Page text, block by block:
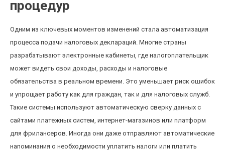
процедур
Одним из ключевых моментов изменений стала автоматизация
процесса подачи налоговых деклараций. Многие страны
разрабатывают электронные кабинеты, где налогоплательщик
может видеть свои доходы, расходы и налоговые
обязательства в реальном времени. Это уменьшает риск ошибок
и упрощает работу как для граждан, так и для налоговых служб.
Такие системы используют автоматическую сверку данных с
сайтами платежных систем, интернет-магазинов или платформ
для фрилансеров. Иногда они даже отправляют автоматические
напоминания о необходимости уплатить налоги или платить